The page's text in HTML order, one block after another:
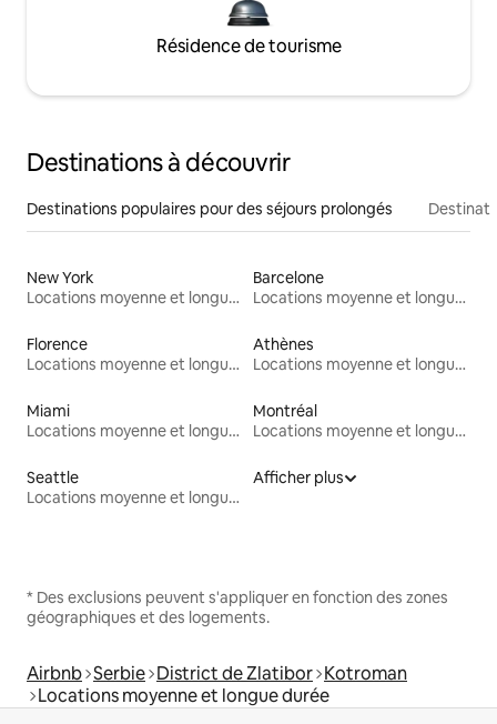
Résidence de tourisme
Destinations à découvrir
Destinations populaires pour des séjours prolongés
New York
Locations moyenne et longue durée
Barcelone
Locations moyenne et longue durée
Florence
Locations moyenne et longue durée
Athènes
Locations moyenne et longue durée
Miami
Locations moyenne et longue durée
Montréal
Locations moyenne et longue durée
Seattle
Locations moyenne et longue durée
Afficher plus
* Des exclusions peuvent s'appliquer en fonction des zones
géographiques et des logements.
Airbnb Serbie District de Zlatibor Kotroman
Locations moyenne et longue durée